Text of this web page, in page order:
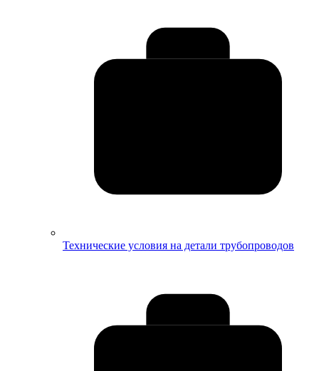
Технические условия на детали трубопроводов